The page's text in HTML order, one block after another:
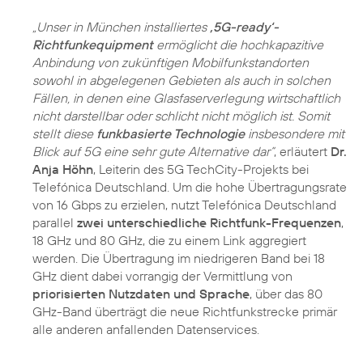
„Unser in München installiertes ‚5G-ready‘-
Richtfunkequipmentermöglicht die hochkapazitive
Anbindung von zukünftigen Mobilfunkstandorten
sowohl in abgelegenen Gebieten als auch in solchen
Fällen, in denen eine Glasfaserverlegung wirtschaftlich
nicht darstellbar oder schlicht nicht möglich ist. Somit
stellt diese funkbasierte Technologieinsbesondere mit
Blick auf 5G eine sehr gute Alternative dar“, erläutert Dr.
Anja Höhn, Leiterin des 5G TechCity-Projekts bei
Telefónica Deutschland. Um die hohe Übertragungsrate
von 16 Gbps zu erzielen, nutzt Telefónica Deutschland
parallel zwei unterschiedliche Richtfunk-Frequenzen,
18 GHz und 80 GHz, die zu einem Link aggregiert
werden. Die Übertragung im niedrigeren Band bei 18
GHz dient dabei vorrangig der Vermittlung von
priorisierten Nutzdaten und Sprache, über das 80
GHz-Band überträgt die neue Richtfunkstrecke primär
alle anderen anfallenden Datenservices.